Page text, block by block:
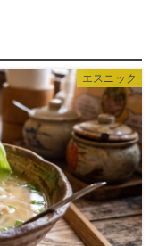
エスニック